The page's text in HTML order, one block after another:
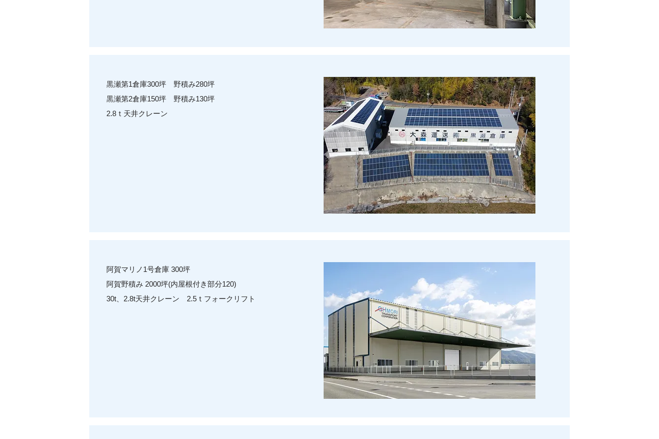
黒瀬第1倉庫300坪 野積み280坪
黒瀬第2倉庫150坪 野積み130坪
2.8ｔ天井クレーン
阿賀マリノ1号倉庫 300坪
阿賀野積み 2000坪(内屋根付き部分120)
30t、2.8t天井クレーン 2.5ｔフォークリフト